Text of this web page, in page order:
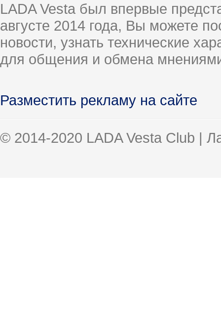
LADA Vesta был впервые
августе 2014 года, Вы можете
новости, узнать технические
для общения и обмена
Разместить рекламу на сайте
© 2014-2020 LADA Vesta Club |